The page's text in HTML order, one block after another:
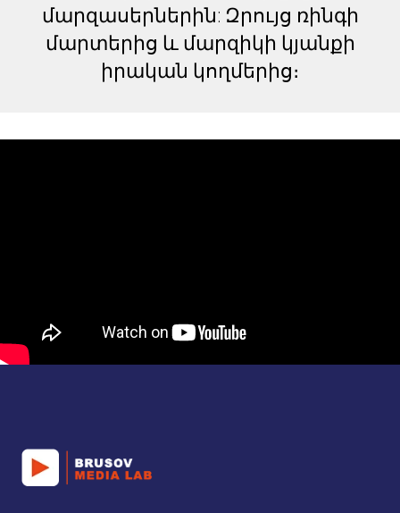
մարզասերներին: Զրույց ռինգի
մարտերից և մարզիկի կյանքի
իրական կողմերից։